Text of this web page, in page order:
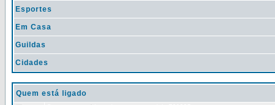
Esportes
Em Casa
Guildas
Cidades
Quem está ligado